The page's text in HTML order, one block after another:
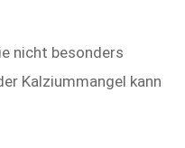
nicht besonders
Kalziummangel kann